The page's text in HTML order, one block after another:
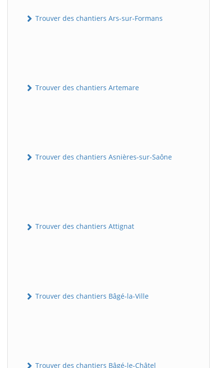
Trouver des chantiers Ars-sur-Formans
Trouver des chantiers Artemare
Trouver des chantiers Asnières-sur-Saône
Trouver des chantiers Attignat
Trouver des chantiers Bâgé-la-Ville
Trouver des chantiers Bâgé-le-Châtel